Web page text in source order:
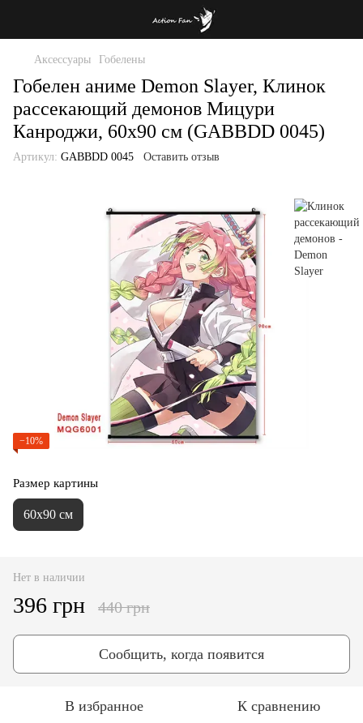
Аксессуары Гобелены
Гобелен аниме Demon Slayer, Клинок
рассекающий демонов Мицури
Канроджи, 60х90 см (GABBDD 0045)
Артикул: GABBDD 0045 Оставить отзыв
−10%
Размер картины
60х90 см
Нет в наличии
396 грн 440 грн
Сообщить, когда появится
В избранное К сравнению